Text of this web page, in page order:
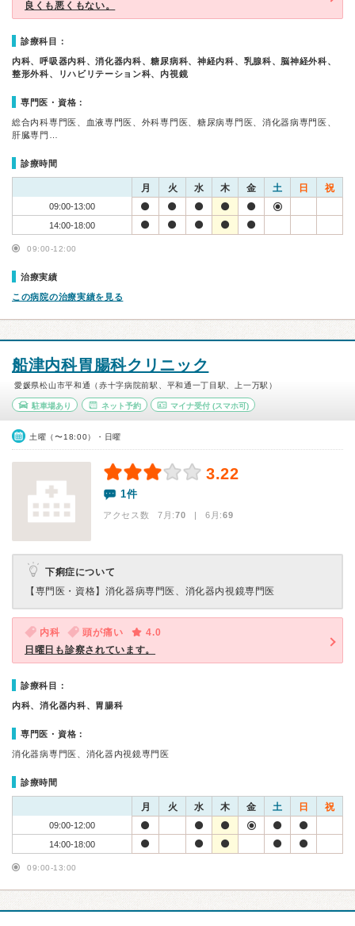
良くも悪くもない。
診療科目：
内科、呼吸器内科、消化器内科、糖尿病科、神経内科、乳腺科、脳神経外科、
整形外科、リハビリテーション科、内視鏡
専門医・資格：
総合内科専門医、血液専門医、外科専門医、糖尿病専門医、消化器病専門医、
肝臓専門…
診療時間
月 火 水 木 金 土 日 祝
09:00-13:00
14:00-18:00
09:00-12:00
治療実績
この病院の治療実績を見る
船津内科胃腸科クリニック
愛媛県松山市平和通（赤十字病院前駅、平和通一丁目駅、上一万駅）
駐車場あり ネット予約 マイナ受付 (スマホ可)
土曜（〜18:00）・日曜
3.22
1件
アクセス数 7月:70 | 6月:69
下痢症について
【専門医・資格】 消化器病専門医、消化器内視鏡専門医
内科 頭が痛い
4.0
日曜日も診察されています。
診療科目：
内科、消化器内科、胃腸科
専門医・資格：
消化器病専門医、消化器内視鏡専門医
診療時間
月 火 水 木 金 土 日 祝
09:00-12:00
14:00-18:00
09:00-13:00